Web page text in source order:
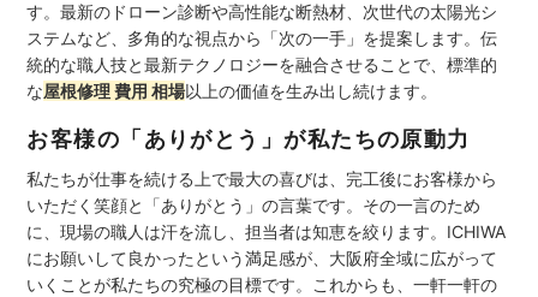
す。最新のドローン診断や高性能な断熱材、次世代の太陽光シ
ステムなど、多角的な視点から「次の一手」を提案します。伝
統的な職人技と最新テクノロジーを融合させることで、標準的
な屋根修理 費用 相場以上の価値を生み出し続けます。
お客様の「ありがとう」が私たちの原動力
私たちが仕事を続ける上で最大の喜びは、完工後にお客様から
いただく笑顔と「ありがとう」の言葉です。その一言のため
に、現場の職人は汗を流し、担当者は知恵を絞ります。ICHIWA
にお願いして良かったという満足感が、大阪府全域に広がって
いくことが私たちの究極の目標です。これからも、一軒一軒の